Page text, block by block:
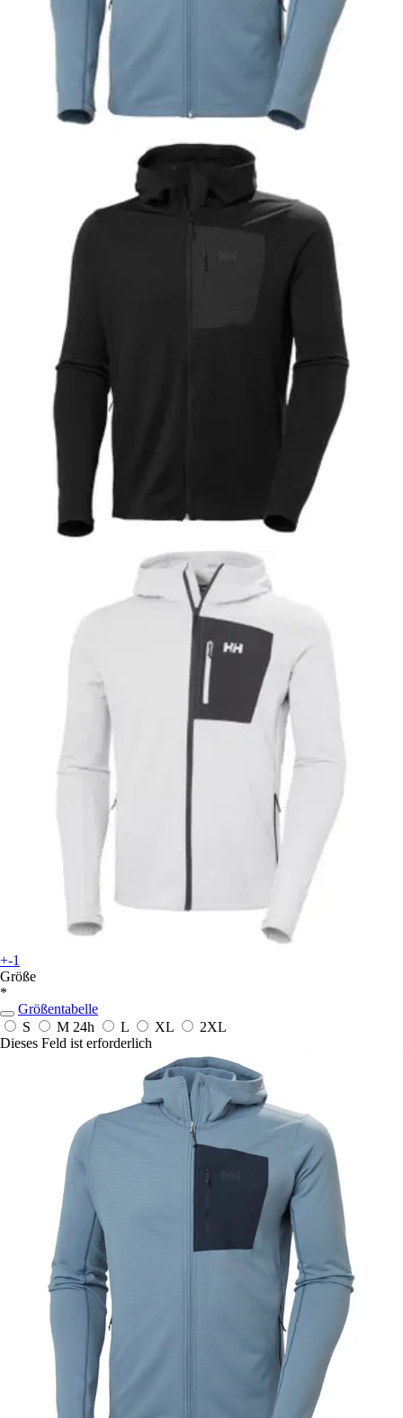
+-1
Größe
*
Größentabelle
S
M 24h L XL
2XL
Dieses Feld ist erforderlich